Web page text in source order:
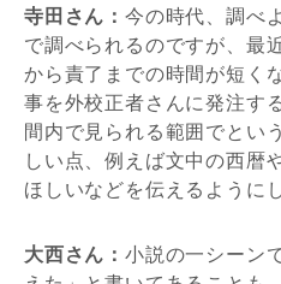
寺田さん： 今の時代、調べ
で調べられるのですが、最
から責了までの時間が短く
事を外校正者さんに発注す
間内で見られる範囲でとい
しい点、例えば文中の西暦
ほしいなどを伝えるように
大西さん： 小説の一シーン